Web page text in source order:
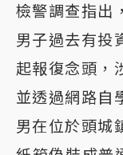
檢警調查指出
男子過去有投
起報復念頭，
並透過網路自
男在位於頭城